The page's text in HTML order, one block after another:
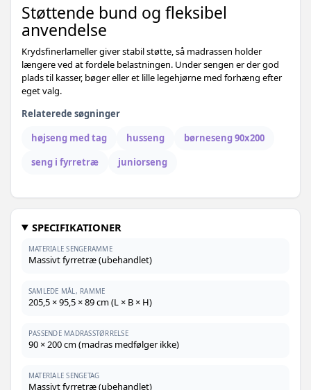
Støttende bund og fleksibel
anvendelse
Krydsfinerlameller giver stabil støtte, så madrassen holder
længere ved at fordele belastningen. Under sengen er der god
plads til kasser, bøger eller et lille legehjørne med forhæng efter
eget valg.
Relaterede søgninger
højseng med tag
husseng
børneseng 90x200
seng i fyrretræ
juniorseng
SPECIFIKATIONER
MATERIALE SENGERAMME
Massivt fyrretræ (ubehandlet)
SAMLEDE MÅL, RAMME
205,5 × 95,5 × 89 cm (L × B × H)
PASSENDE MADRASSTØRRELSE
90 × 200 cm (madras medfølger ikke)
MATERIALE SENGETAG
Massivt fyrretræ (ubehandlet)